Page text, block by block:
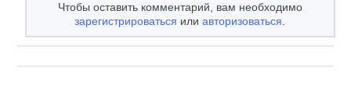
Чтобы оставить комментарий, вам необходимо
зарегистрироваться илиавторизоваться.